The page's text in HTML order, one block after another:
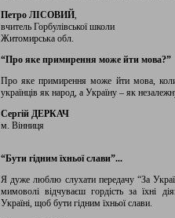
Петро ЛІСОВИЙ,
вчитель Горбулівської школи
Житомирська обл.
“Про яке примирення може йти мова?”
Про яке примирення може йти мова, коли
українців як народ, а Україну – як
Сергій ДЕРКАЧ
м. Вінниця
“Бути гідним їхньої слави”...
Я дуже люблю слухати передачу “За
мимоволі відчуваєш гордість за їхні
Україні, щоб бути гідним їхньої слави.